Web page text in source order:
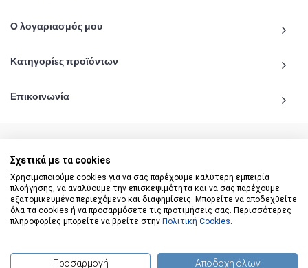
Ο λογαριασμός μου
Κατηγορίες προϊόντων
Επικοινωνία
© 2020 - 2026 katiginetai.gr All Rights Reserved.
Σχετικά με τα cookies
Χρησιμοποιούμε cookies για να σας παρέχουμε καλύτερη εμπειρία
πλοήγησης, να αναλύουμε την επισκεψιμότητα και να σας παρέχουμε
εξατομικευμένο περιεχόμενο και διαφημίσεις. Μπορείτε να αποδεχθείτε
όλα τα cookies ή να προσαρμόσετε τις προτιμήσεις σας. Περισσότερες
πληροφορίες μπορείτε να βρείτε στην Πολιτική Cookies.
Προσαρμογή Αποδοχή όλων